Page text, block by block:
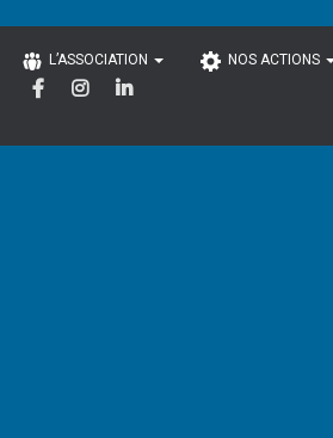
L’ASSOCIATION NOS ACTIONS